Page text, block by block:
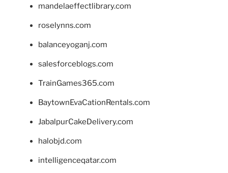
mandelaeffectlibrary.com
roselynns.com
balanceyoganj.com
salesforceblogs.com
TrainGames365.com
BaytownEvaCationRentals.com
JabalpurCakeDelivery.com
halobjd.com
intelligenceqatar.com